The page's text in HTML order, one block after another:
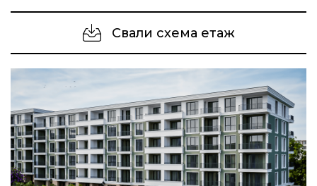
Свали схема етаж